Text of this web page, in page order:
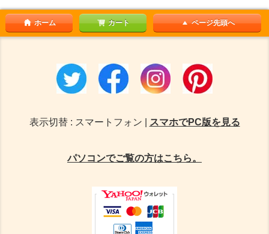
ホーム カート ページ先頭へ
表示切替 : スマートフォン | スマホでPC版を見る
パソコンでご覧の方はこちら。